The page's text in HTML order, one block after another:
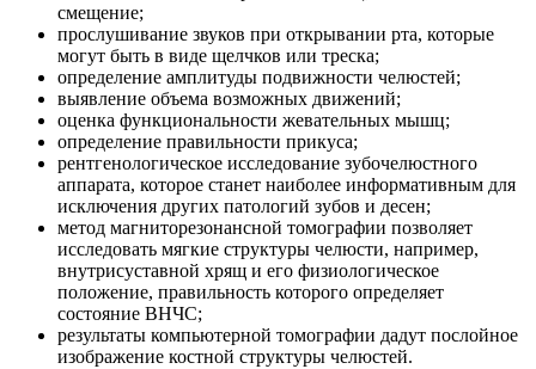
смещение;
прослушивание звуков при открывании рта, которые
могут быть в виде щелчков или треска;
определение амплитуды подвижности челюстей;
выявление объема возможных движений;
оценка функциональности жевательных мышц;
определение правильности прикуса;
рентгенологическое исследование зубочелюстного
аппарата, которое станет наиболее информативным для
исключения других патологий зубов и десен;
метод магниторезонансной томографии позволяет
исследовать мягкие структуры челюсти, например,
внутрисуставной хрящ и его физиологическое
положение, правильность которого определяет
состояние ВНЧС;
результаты компьютерной томографии дадут послойное
изображение костной структуры челюстей.